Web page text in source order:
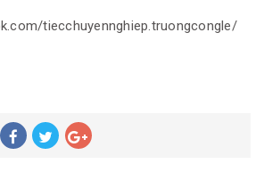
tiecchuyennghiep.truongcongle/